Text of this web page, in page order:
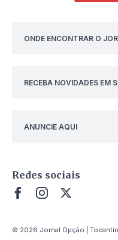
ONDE ENCONTRAR O
RECEBA NOVIDADES EM
ANUNCIE AQUI
Redes sociais
© 2026 Jornal Opção |